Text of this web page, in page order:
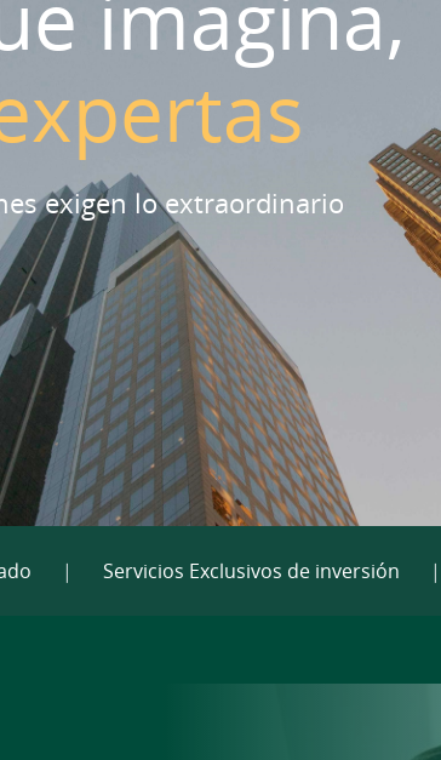
exigen lo extraordinario
| Servicios Exclusivos de inversión |